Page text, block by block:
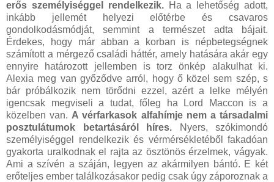
erős személyiséggel rendelkezik.Ha a lehetőség adott,
inkább jellemét helyezi előtérbe és csavaros
gondolkodásmódját, semmint a természet adta bájait.
Érdekes, hogy már abban a korban is népbetegségnek
számított a mérgező családi háttér, amely hatására akár egy
ennyire határozott jellemben is torz önkép alakulhat ki.
Alexia meg van győződve arról, hogy ő közel sem szép, s
bár próbálkozik nem törődni ezzel, azért a lelke mélyén
igencsak megviseli a tudat, főleg ha Lord Maccon is a
közelben van. A vérfarkasok alfahímje nem a társadalmi
posztulátumok betartásáról híres. Nyers, szókimondó
személyiséggel rendelkezik és vérmérsékletéből fakadóan
gyakorta uralkodnak el rajta az ösztönös érzelmek, vágyak.
Ami a szívén a száján, legyen az akármilyen bántó. E két
erőteljes ember találkozásakor pedig csak úgy záporoznak a